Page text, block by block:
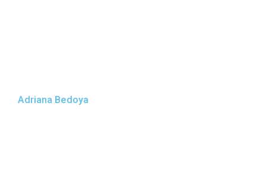
Adriana Bedoya